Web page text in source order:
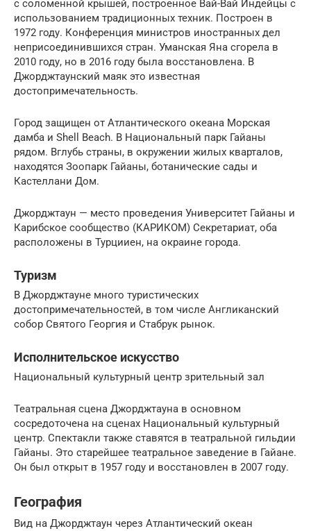
с соломенной крышей, построенное Вай-Вай Индейцы с
использованием традиционных техник. Построен в
1972 году. Конференция министров иностранных дел
неприсоединившихся стран. Уманская Яна сгорела в
2010 году, но в 2016 году была восстановлена. В
Джорджтаунский маяк это известная
достопримечательность.
Город защищен от Атлантического океана Морская
дамба и Shell Beach. В Национальный парк Гайаны
рядом. Вглубь страны, в окружении жилых кварталов,
находятся Зоопарк Гайаны, ботанические сады и
Кастеллани Дом.
Джорджтаун — место проведения Университет Гайаны и
Карибское сообщество (КАРИКОМ) Секретариат, оба
расположены в Турцииен, на окраине города.
Туризм
В Джорджтауне много туристических
достопримечательностей, в том числе Англиканский
собор Святого Георгия и Стабрук рынок.
Исполнительское искусство
Национальный культурный центр зрительный зал
Театральная сцена Джорджтауна в основном
сосредоточена на сценах Национальный культурный
центр. Спектакли также ставятся в театральной гильдии
Гайаны. Это старейшее театральное заведение в Гайане.
Он был открыт в 1957 году и восстановлен в 2007 году.
География
Вид на Джорджтаун через Атлантический океан